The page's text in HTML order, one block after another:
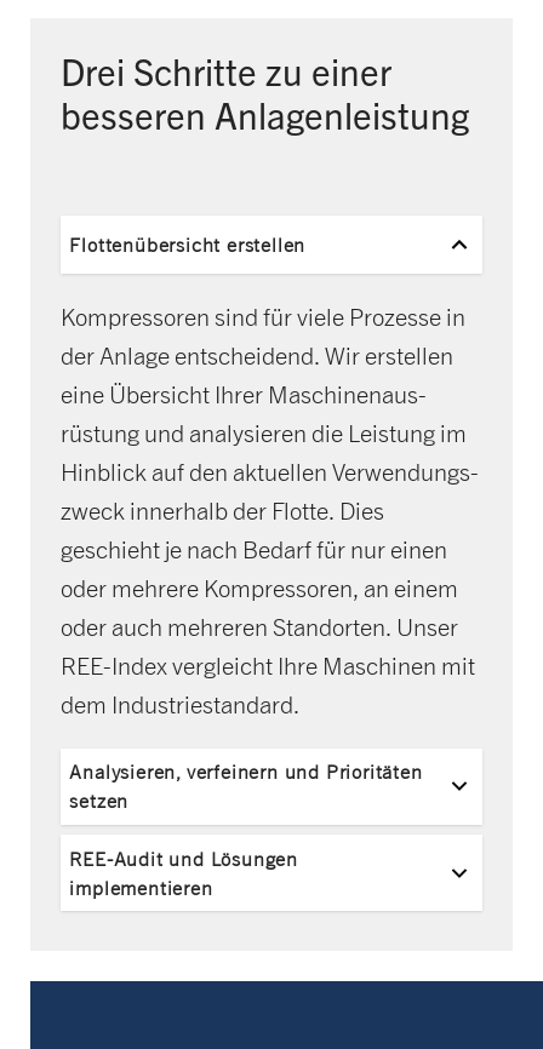
Drei Schritte zu einer
besseren Anlagenleistung
Flottenübersicht erstellen
Kompressoren sind für viele Prozesse in
der Anlage entscheidend. Wir erstellen
eine Übersicht Ihrer Maschinenaus­
rüstung und analysieren die Leistung im
Hinblick auf den aktuellen Verwendungs­
zweck innerhalb der Flotte. Dies
geschieht je nach Bedarf für nur einen
oder mehrere Kompressoren, an einem
oder auch mehreren Standorten. Unser
REE-Index vergleicht Ihre Maschinen mit
dem Industriestandard.
Analysieren, verfeinern und Prioritäten
setzen
REE-Audit und Lösungen
implementieren